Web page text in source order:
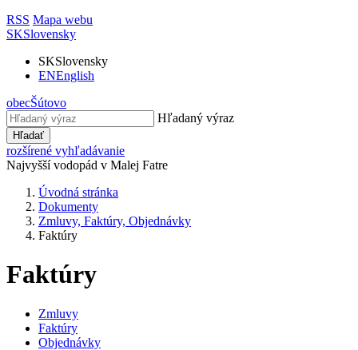
RSS Mapa webu
SKSlovensky
SKSlovensky
ENEnglish
obecŠútovo
Hľadaný výraz
Hľadať
rozšírené vyhľadávanie
Najvyšší vodopád v Malej Fatre
Úvodná stránka
Dokumenty
Zmluvy, Faktúry, Objednávky
Faktúry
Faktúry
Zmluvy
Faktúry
Objednávky